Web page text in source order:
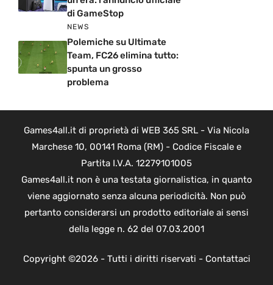
di GameStop
NEWS
Polemiche su Ultimate
Team, FC26 elimina tutto:
spunta un grosso
problema
Games4all.it di proprietà di WEB 365 SRL - Via Nicola
Marchese 10, 00141 Roma (RM) - Codice Fiscale e
Partita I.V.A. 12279101005
Games4all.it non è una testata giornalistica, in quanto
viene aggiornato senza alcuna periodicità. Non può
pertanto considerarsi un prodotto editoriale ai sensi
della legge n. 62 del 07.03.2001
Copyright ©2026 - Tutti i diritti riservati - Contattaci